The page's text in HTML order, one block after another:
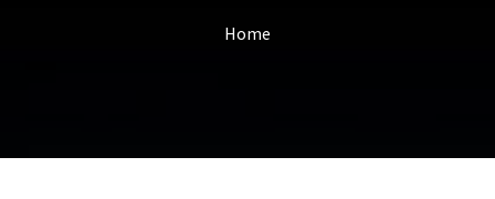
Home